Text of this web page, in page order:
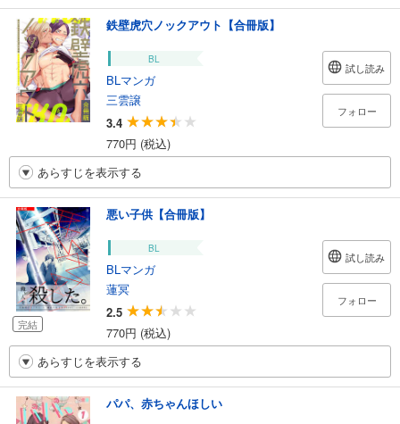
鉄壁虎穴ノックアウト【合冊版】
BL
BLマンガ
三雲譲
3.4
770円 (税込)
試し読み
フォロー
あらすじを表示する
完結
悪い子供【合冊版】
BL
BLマンガ
蓮冥
2.5
770円 (税込)
試し読み
フォロー
あらすじを表示する
パパ、赤ちゃんほしい